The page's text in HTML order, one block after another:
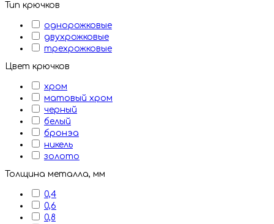
Тип крючков
однорожковые
двухрожковые
трехрожковые
Цвет крючков
хром
матовый хром
черный
белый
бронэа
никель
золото
Толщина металла, мм
0,4
0,6
0,8